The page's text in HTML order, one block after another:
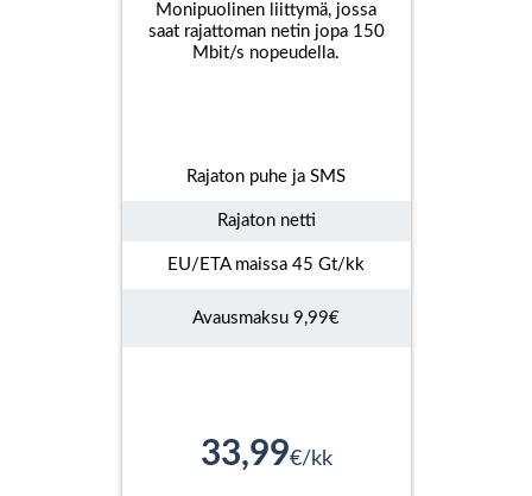
Monipuolinen liittymä, jossa
saat rajattoman netin jopa 150
Mbit/s nopeudella.
Rajaton puhe ja SMS
Rajaton netti
EU/ETA maissa 45 Gt/kk
Avausmaksu 9,99€
33,99€/kk